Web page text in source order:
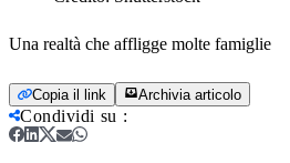
Una realtà che affligge molte famiglie
Copia il link Archivia articolo
Condividi su :